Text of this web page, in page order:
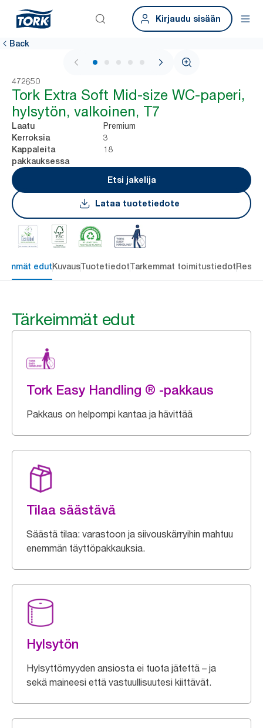
Kirjaudu sisään
Back
1 / 5
472650
Tork Extra Soft Mid-size WC-paperi,
hylsytön, valkoinen, T7
Laatu Premium
Kerroksia 3
Kappaleita
pakkauksessa
18
Etsi jakelija
Lataa tuotetiedote
edutKuvausTuotetiedotTarkemmat toimitustiedot
Tärkeimmät edut
Tork Easy Handling ® -pakkaus
Pakkaus on helpompi kantaa ja hävittää
Tilaa säästävä
Säästä tilaa: varastoon ja siivouskärryihin mahtuu
enemmän täyttöpakkauksia.
Hylsytön
Hylsyttömyyden ansiosta ei tuota jätettä – ja
sekä maineesi että vastuullisuutesi kiittävät.